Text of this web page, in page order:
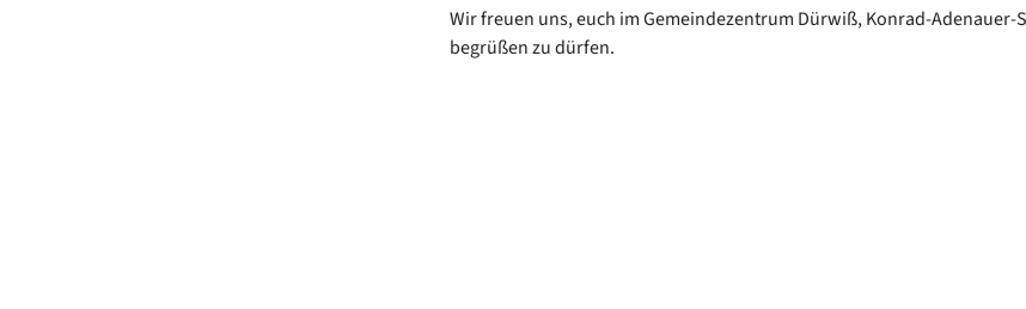
Wir freuen uns, euch im Gemeindezentrum Dürwiß, Konrad-Adenauer-
begrüßen zu dürfen.